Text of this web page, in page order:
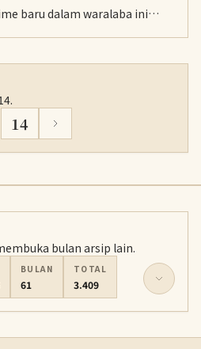
baru dalam waralaba ini
pada hari Minggu. Situs
14
bulan arsip lain.
BULAN
61
TOTAL
3.409